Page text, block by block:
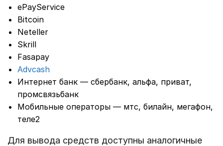
ePayService
Bitcoin
Neteller
Skrill
Fasapay
Advcash
Интернет банк — сбербанк, альфа, приват,
промсвязьбанк
Мобильные операторы — мтс, билайн, мегафон,
теле2
Для вывода средств доступны аналогичные